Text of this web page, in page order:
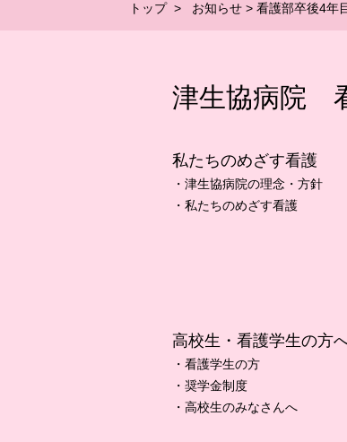
トップ> お知らせ > 看護部卒後4年
津生協病院
私たちのめざす看護
・津生協病院の理念・方針
・私たちのめざす看護
高校生・看護学生の方
・看護学生の方
・奨学金制度
・高校生のみなさんへ